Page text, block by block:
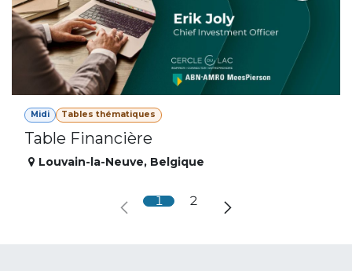
Midi Tables thématiques
Table Financière
Louvain-la-Neuve, Belgique
1 2